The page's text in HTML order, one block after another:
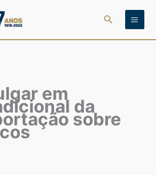
Pesquisar
em
da
sobre